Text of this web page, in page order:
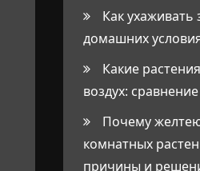
Как ухаживать
домашних
Какие
воздух:
Почему
комнатных
причины и